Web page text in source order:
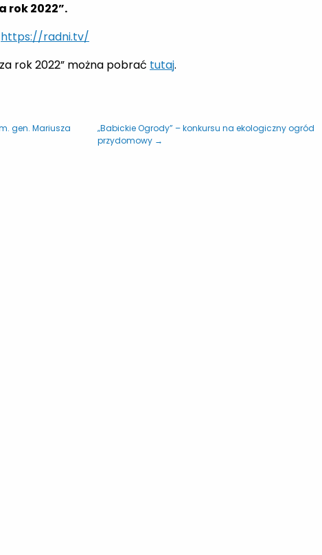
rok 2022”.
https://radni.tv/
rok 2022” można pobrać tutaj.
gen. Mariusza
„Babickie Ogrody” – konkursu na ekologiczny ogród
przydomowy →